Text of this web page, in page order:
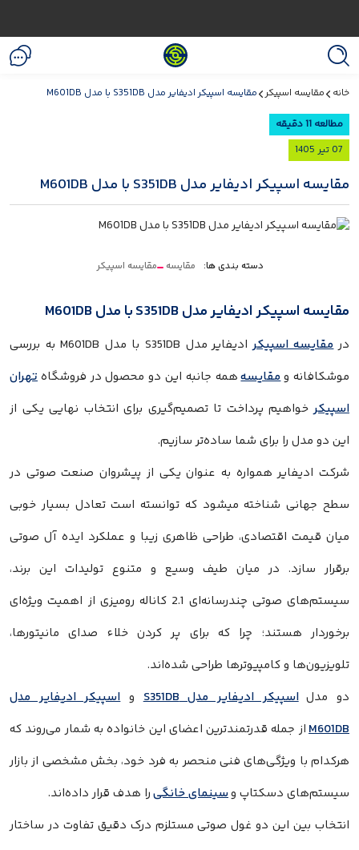
خانه مقایسه اسپیکر مقایسه اسپیکر ادیفایر مدل S351DB با مدل M601DB
مطالعه 11 دقیقه
07 تیر 1405
مقایسه اسپیکر ادیفایر مدل S351DB با مدل M601DB
دسته بندی ها: مقایسه مقایسه اسپیکر
مقایسه اسپیکر ادیفایر مدل S351DB با مدل M601DB
درمقایسه اسپیکر
ادیفایر مدل S351DB با مدل M601DB به بررسی
موشکافانه ومقایسههمه جانبه این دو محصول در فروشگاهتهران
اسپیکرخواهیم پرداخت تا تصمیم‌گیری برای انتخاب نهایی یکی از
این دو مدل را برای شما ساده‌تر سازیم.
شرکت ادیفایر همواره به عنوان یکی از پیشروان صنعت صوتی در
سطح جهانی شناخته میشود که توانسته است تعادل بسیار خوبی
میان قیمت اقتصادی، طراحی ظاهری زیبا و عملکرد ایده آل صوتی
برقرار سازد. در میان طیف وسیع و متنوع تولیدات این برند،
سیستم‌های صوتی چندرسانه‌ای 2.1 کاناله رومیزی از اهمیت ویژه‌ای
برخوردار هستند؛ چرا که برای پر کردن خلاء صدای مانیتورها،
تلویزیون‌ها و کامپیوترها طراحی شده‌اند.
دو مدلاسپیکر ادیفایر مدل S351DB واسپیکر ادیفایر مدل
M601DBاز جمله قدرتمندترین اعضای این خانواده به شمار می‌روند که
هرکدام با ویژگی‌های فنی منحصر به فرد خود، بخش مشخصی از بازار
سیستم‌های دسکتاپ وسینمای خانگیرا هدف قرار داده‌اند.
انتخاب بین این دو غول صوتی مستلزم درک دقیق تفاوت در ساختار